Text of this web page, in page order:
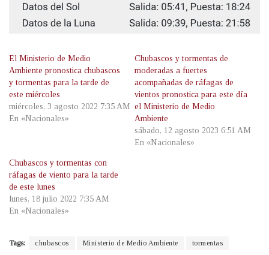
El Ministerio de Medio
Ambiente pronostica chubascos
y tormentas para la tarde de
este miércoles
miércoles, 3 agosto 2022 7:35 AM
En «Nacionales»
Chubascos y tormentas de
moderadas a fuertes
acompañadas de ráfagas de
vientos pronostica para este día
el Ministerio de Medio
Ambiente
sábado, 12 agosto 2023 6:51 AM
En «Nacionales»
Chubascos y tormentas con
ráfagas de viento para la tarde
de este lunes
lunes, 18 julio 2022 7:35 AM
En «Nacionales»
Tags: chubascos Ministerio de Medio Ambiente tormentas